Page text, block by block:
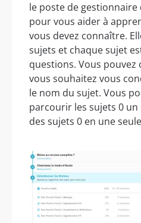
le poste de
pour vous aider à
vous devez connaître.
sujets et chaque sujet
questions. Vous
vous souhaitez vous
le nom du sujet. Vous
parcourir les sujets 0 un
des sujets 0 en une